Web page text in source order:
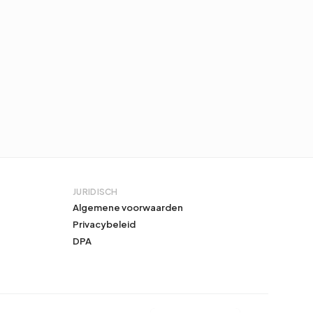
JURIDISCH
Algemene voorwaarden
Privacybeleid
DPA